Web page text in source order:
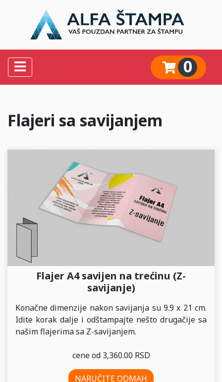
0
Flajeri sa savijanjem
Flajer A4 savijen na trećinu (Z-
savijanje)
Konačne dimenzije nakon savijanja su 9.9 x 21 cm.
Idite korak dalje i odštampajte nešto drugačije sa
našim flajerima sa Z-savijanjem.
cene od 3,360.00 RSD
NARUČITE ODMAH